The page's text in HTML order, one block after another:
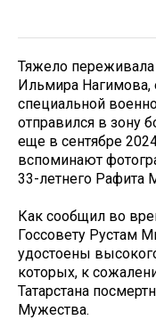
Тяжело переживала
Ильмира Нагимова,
специальной
отправился в зону
еще в сентябре
вспоминают
33-летнего Рафита
Как сообщил во
Госсовету Рустам
удостоены
которых, к
Татарстана
Мужества.